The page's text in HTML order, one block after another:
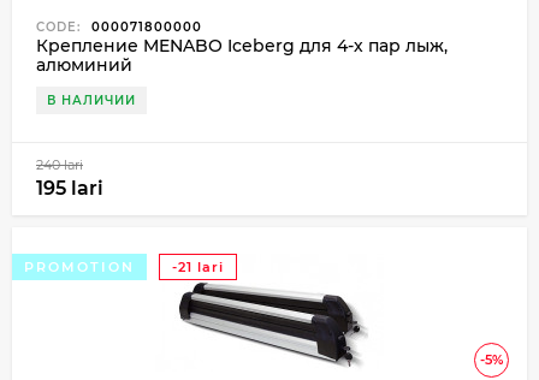
CODE: 000071800000
Крепление MENABO Iceberg для 4-х пар лыж,
алюминий
В НАЛИЧИИ
240 lari
195 lari
-5%
PROMOTION -21 lari